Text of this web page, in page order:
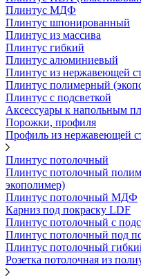
Плинтус МДФ
Плинтус шпонированный
Плинтус из массива
Плинтус гибкий
Плинтус алюминиевый
Плинтус из нержавеющей
Плинтус полимерный
Плинтус с подсветкой
Аксессуары к напольным
Порожки, профиля
Профиль из нержавеющей
Плинтус потолочный
Плинтус потолочный
экополимер)
Плинтус потолочный МДФ
Карниз под покраску LDF
Плинтус потолочный с
Плинтус потолочный под
Плинтус потолочный
Розетка потолочная из